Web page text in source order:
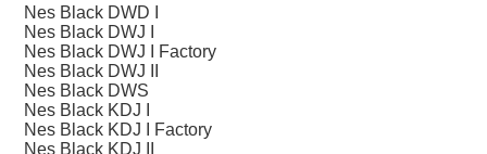
Nes Black DWD I
Nes Black DWJ I
Nes Black DWJ I Factory
Nes Black DWJ II
Nes Black DWS
Nes Black KDJ I
Nes Black KDJ I Factory
Nes Black KDJ II